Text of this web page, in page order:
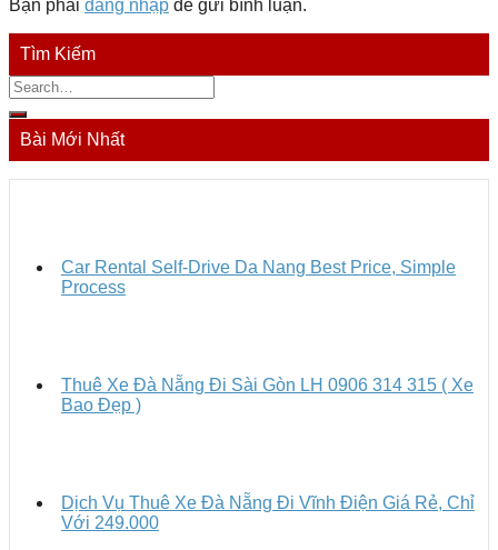
Bạn phải đăng nhập để gửi bình luận.
Tìm Kiếm
Bài Mới Nhất
Car Rental Self-Drive Da Nang Best Price, Simple
Process
Thuê Xe Đà Nẵng Đi Sài Gòn LH 0906 314 315 ( Xe
Bao Đẹp )
Dịch Vụ Thuê Xe Đà Nẵng Đi Vĩnh Điện Giá Rẻ, Chỉ
Với 249.000